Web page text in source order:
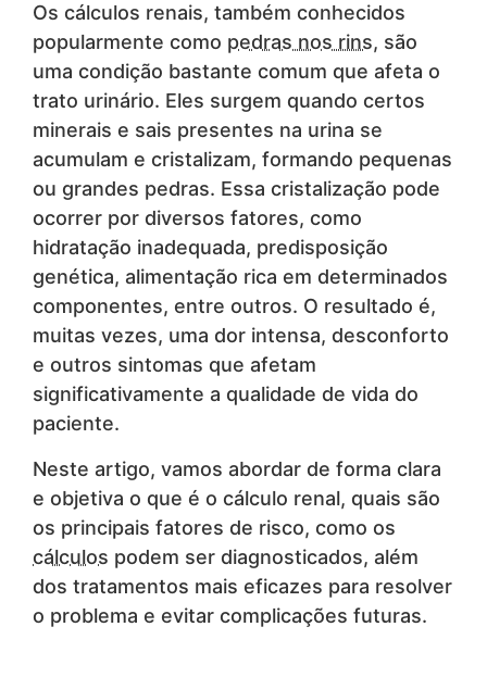
Os cálculos renais, também conhecidos
popularmente como pedras nos rins, são
uma condição bastante comum que afeta o
trato urinário. Eles surgem quando certos
minerais e sais presentes na urina se
acumulam e cristalizam, formando pequenas
ou grandes pedras. Essa cristalização pode
ocorrer por diversos fatores, como
hidratação inadequada, predisposição
genética, alimentação rica em determinados
componentes, entre outros. O resultado é,
muitas vezes, uma dor intensa, desconforto
e outros sintomas que afetam
significativamente a qualidade de vida do
paciente.
Neste artigo, vamos abordar de forma clara
e objetiva o que é o cálculo renal, quais são
os principais fatores de risco, como os
cálculos podem ser diagnosticados, além
dos tratamentos mais eficazes para resolver
o problema e evitar complicações futuras.